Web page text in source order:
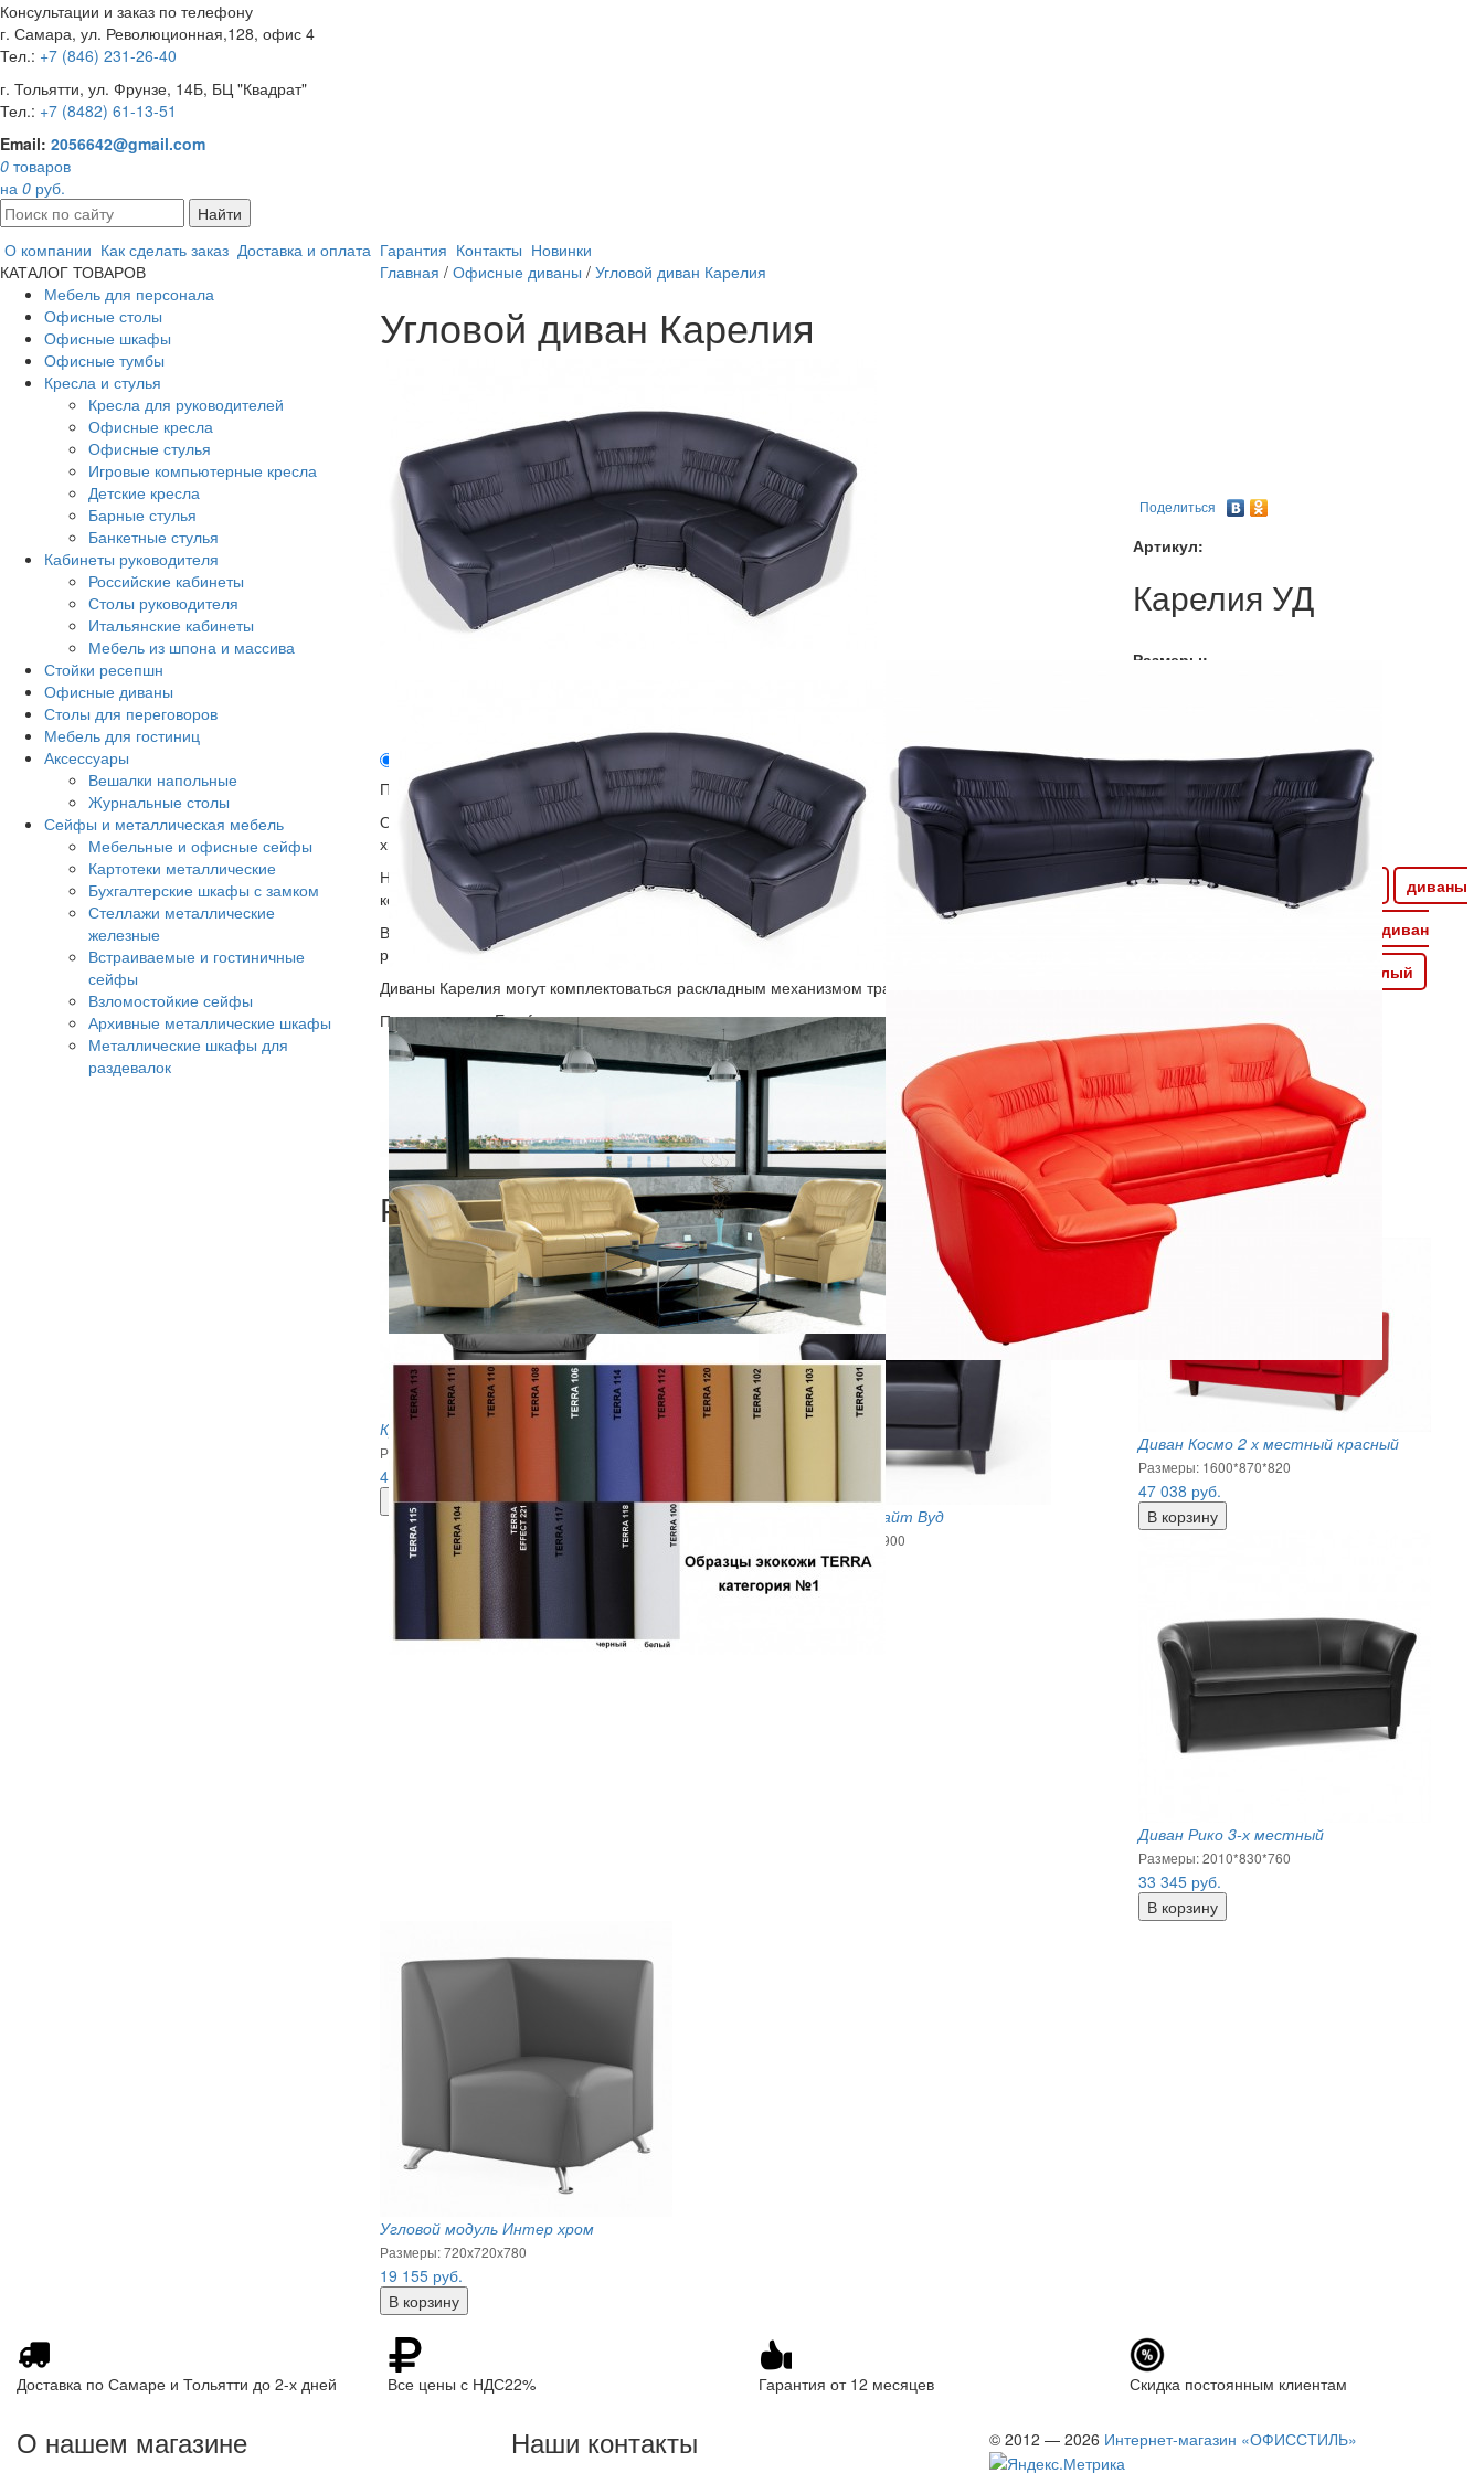
Консультации и заказ по телефону
г. Самара, ул. Революционная,128, офис 4
Тел.: +7 (846) 231-26-40
г. Тольятти, ул. Фрунзе, 14Б, БЦ "Квадрат"
Тел.: +7 (8482) 61-13-51
Email: 2056642@gmail.com
0 товаров
на 0 руб.
Найти
О компании Как сделать заказ Доставка и оплата Гарантия Контакты Новинки
КАТАЛОГ ТОВАРОВ
Мебель для персонала
Офисные столы
Офисные шкафы
Офисные тумбы
Кресла и стулья
Кресла для руководителей
Офисные кресла
Офисные стулья
Игровые компьютерные кресла
Детские кресла
Барные стулья
Банкетные стулья
Кабинеты руководителя
Российские кабинеты
Столы руководителя
Итальянские кабинеты
Мебель из шпона и массива
Стойки ресепшн
Офисные диваны
Столы для переговоров
Мебель для гостиниц
Аксессуары
Вешалки напольные
Журнальные столы
Сейфы и металлическая мебель
Мебельные и офисные сейфы
Картотеки металлические
Бухгалтерские шкафы с замком
Стеллажи металлические
железные
Встраиваемые и гостиничные
сейфы
Взломостойкие сейфы
Архивные металлические шкафы
Металлические шкафы для
раздевалок
Главная / Офисные диваны / Угловой диван Карелия
Угловой диван Карелия
Описание
Модели серии
При изготовлении дивана Карелия используются только современные материалы.
Основа - это каркасные конструкции из шлифованной березовой фанеры и бруса из древесины
хвойных пород.
Наполнители из пенополиуретана различного по плотности и жесткости создают необходимый
комфорт.
В рамках сидений используются армированные ремни ОКЕ, в спинке резинотканевые армированные
ремни.
Диваны Карелия могут комплектоваться раскладным механизмом трансформации «Миксотойл»
Производство - Euroforma
Поделиться
Артикул:
Карелия УД
Размеры:
Доставка - 450 руб.
Сборка - 5% от стоимости
Оплата - по безналу
офисные диваны из экокожи
диваны
диван
диван офисный белый
Рекомендуемые товары
Кресло Релакс
Размеры: 1100х950х900
43 583
Мягкое кресло Райт Вуд
Размеры: 930х850х900
45 200 руб.
Диван Космо 2 х местный красный
Размеры: 1600*870*820
47 038 руб.
Диван Рико 3-х местный
Размеры: 2010*830*760
33 345 руб.
Угловой модуль Интер хром
Размеры: 720х720х780
19 155 руб.
Доставка по Самаре и Тольятти до 2-х дней Все цены с НДС22% Гарантия от 12 месяцев Скидка постоянным клиентам
О нашем магазине Наши контакты © 2012 — 2026 Интернет-магазин «ОФИССТИЛЬ»